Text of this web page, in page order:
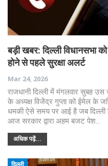
बड़ी खबर: दिल्ली विधानसभा
होने से पहले सुरक्षा अलर्ट
Mar 24, 2026
राजधानी दिल्ली में मंगलवार सुबह
के अध्यक्ष विजेंद्र गुप्ता को ईमेल के
धमकी ऐसे समय पर आई है जब
आज सरकार द्वारा अहम बजट पेश…
अधिक पढ़ें...
दिल्ली